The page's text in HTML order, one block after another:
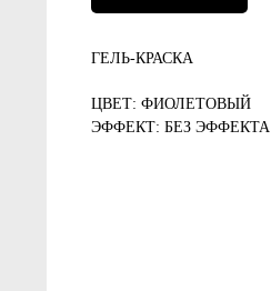
ГЕЛЬ-КРАСКА
ЦВЕТ: ФИОЛЕТОВЫЙ
ЭФФЕКТ: БЕЗ ЭФФЕКТА